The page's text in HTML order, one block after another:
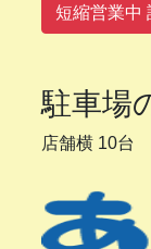
短縮営業中
駐車場
店舗横 10台